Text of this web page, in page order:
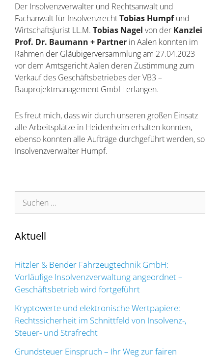
Der Insolvenzverwalter und Rechtsanwalt und
Fachanwalt für InsolvenzrechtTobias Humpfund
Wirtschaftsjurist LL.M. Tobias Nagel von der Kanzlei
Prof. Dr. Baumann + Partner in Aalen konnten im
Rahmen der Gläubigerversammlung am 27.04.2023
vor dem Amtsgericht Aalen deren Zustimmung zum
Verkauf des Geschäftsbetriebes der VB3 –
Bauprojektmanagement GmbH erlangen.
Es freut mich, dass wir durch unseren großen Einsatz
alle Arbeitsplätze in Heidenheim erhalten konnten,
ebenso konnten alle Aufträge durchgeführt werden, so
Insolvenzverwalter Humpf.
Suchen
nach:
Aktuell
Hitzler & Bender Fahrzeugtechnik GmbH:
Vorläufige Insolvenzverwaltung angeordnet –
Geschäftsbetrieb wird fortgeführt
Kryptowerte und elektronische Wertpapiere:
Rechtssicherheit im Schnittfeld von Insolvenz-,
Steuer- und Strafrecht
Grundsteuer Einspruch – Ihr Weg zur fairen